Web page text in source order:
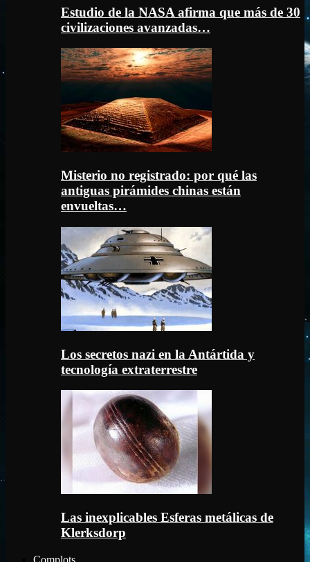
Estudio de la NASA afirma que más de 30
civilizaciones avanzadas…
Misterio no registrado: por qué las
antiguas pirámides chinas están
envueltas…
Los secretos nazi en la Antártida y
tecnología extraterrestre
Las inexplicables Esferas metálicas de
Klerksdorp
Complots